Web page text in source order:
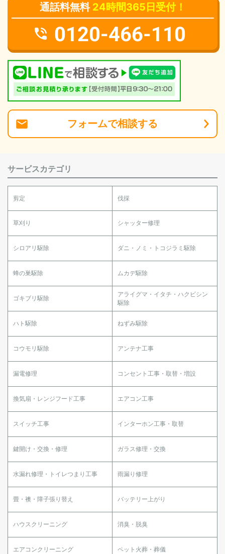
通話料無料 24時間365日受付！
0120-466-110
フォームで相談する
サービスカテゴリ
剪定 伐採
草刈り シャッター修理
シロアリ駆除 ダニ・ノミ・トコジラミ駆除
蜂の巣駆除 ムカデ駆除
ゴキブリ駆除
アライグマ・イタチ・ハクビシン
駆除
ハト駆除 ねずみ駆除
コウモリ駆除 アンテナ工事
漏電修理 コンセント工事・取替・増設
換気扇・レンジフード工事 エアコン工事
スイッチ工事 インターホン工事・取替
鍵開け・交換・修理 ガラス修理・交換
水漏れ修理・トイレつまり工事 雨漏り修理
畳・襖・障子張り替え バッテリー上がり
ハウスクリーニング 消臭・脱臭
エアコンクリーニング ペット火葬・葬儀